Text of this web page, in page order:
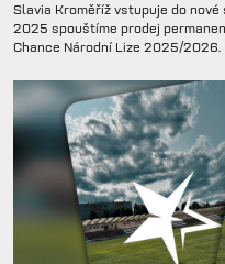
Slavia Kroměříž vstupuje do nové
2025 spouštíme prodej
Chance Národní Lize 2025/2026.